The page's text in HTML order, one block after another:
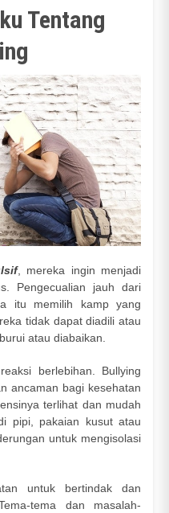
Tentang
, mereka ingin menjadi
Pengecualian jauh dari
itu memilih kamp yang
tidak dapat diadili atau
atau diabaikan.
berlebihan. Bullying
ancaman bagi kesehatan
terlihat dan mudah
pipi, pakaian kusut atau
untuk mengisolasi
untuk bertindak dan
tema dan masalah-